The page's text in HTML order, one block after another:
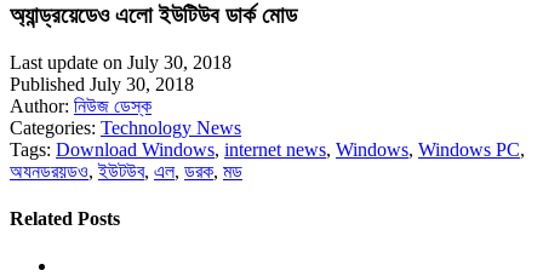
অ্যান্ড্রয়েডেও এলো ইউটিউব ডার্ক মোড
Last update on July 30, 2018
Published July 30, 2018
Author: নিউজ ডেস্ক
Categories: Technology News
Tags: Download Windows, internet news, Windows, Windows PC,
অযনডরয়ডও,ইউটউব, এল, ডরক, মড
Related Posts